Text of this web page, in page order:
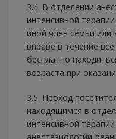
3.4. В отделении
интенсивной
иной член семьи или
вправе в течение
бесплатно
возраста при
3.5. Проход
находящимся в
интенсивной